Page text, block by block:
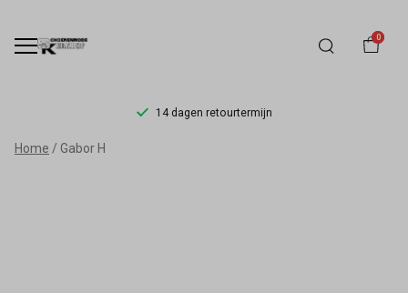
0
14 dagen retourtermijn
Gabor
Home Gabor H